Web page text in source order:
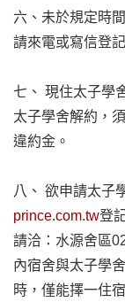
六、未於規定時
請來電或寫信登
七、 現住太子學
太子學舍解約，
違約金。
八、 欲申請太子
prince.com.tw登
請洽：水源舍區
內宿舍與太子學
時，僅能擇一住宿